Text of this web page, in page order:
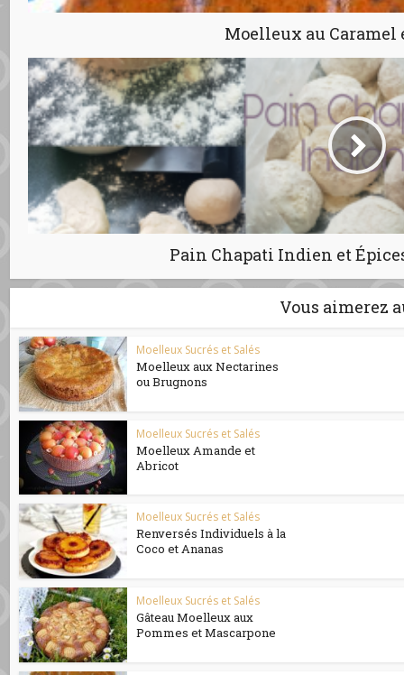
Moelleux au Caramel
Pain Chapati Indien et
Vous aimerez
Moelleux Sucrés et Salés
Moelleux aux Nectarines
ou Brugnons
Moelleux Sucrés et Salés
Moelleux Amande et
Abricot
Moelleux Sucrés et Salés
Renversés Individuels à la
Coco et Ananas
Moelleux Sucrés et Salés
Gâteau Moelleux aux
Pommes et Mascarpone